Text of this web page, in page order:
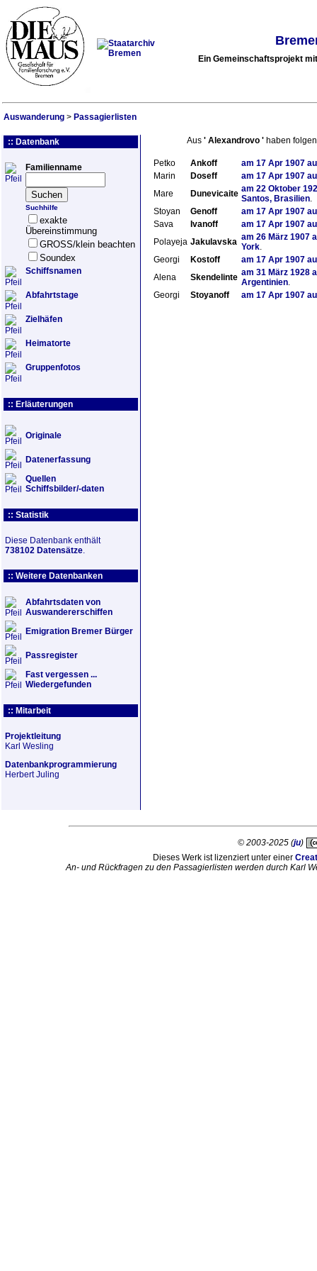
Ein Gemeinschaftsprojekt
Auswanderung > Passagierlisten
:: Datenbank
Familienname
Suchhilfe
exakte
Übereinstimmung
GROSS/klein beachten
Soundex
Schiffsnamen
Abfahrtstage
Zielhäfen
Heimatorte
Gruppenfotos
:: Erläuterungen
Originale
Datenerfassung
Quellen
Schiffsbilder/-daten
:: Statistik
Diese Datenbank enthält
738102 Datensätze.
:: Weitere Datenbanken
Abfahrtsdaten von
Auswandererschiffen
Emigration Bremer Bürger
Passregister
Fast vergessen ...
Wiedergefunden
:: Mitarbeit
Projektleitung
Karl Wesling
Datenbankprogrammierung
Herbert Juling
Aus ' Alexandrovo'haben
Petko Ankoff am 17 Apr 1907
Marin
Doseff am 17 Apr 1907
Mare
Dunevicaite am 22 Oktober
Santos, Brasilien.
Stoyan
Genoff am 17 Apr 1907
Sava
Ivanoff am 17 Apr 1907
Polayeja Jakulavska am 26 März 1907
York.
Georgi
Kostoff am 17 Apr 1907
Alena
Skendelinte am 31 März 1928
Argentinien.
Georgi
Stoyanoff am 17 Apr 1907
© 2003-2025 (ju)
Dieses Werk ist lizenziert unter einer
An- und Rückfragen zu den Passagierlisten werden durch Karl